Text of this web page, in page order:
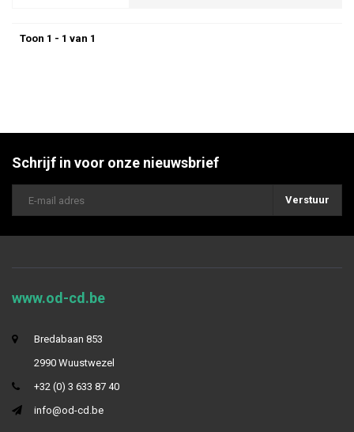
Toon 1 - 1 van 1
Schrijf in voor onze nieuwsbrief
Verstuur
www.od-cd.be
Bredabaan 853
2990 Wuustwezel
+32 (0) 3 633 87 40
info@od-cd.be